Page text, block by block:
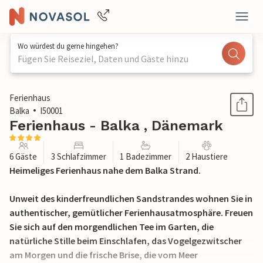
Wo würdest du gerne hingehen?
Fügen Sie Reiseziel, Daten und Gäste hinzu
1 / 21
Ferienhaus
Balka
I50001
Ferienhaus - Balka , Dänemark
6 Gäste 3 Schlafzimmer 1 Badezimmer 2 Haustiere
Heimeliges Ferienhaus nahe dem Balka Strand.
Unweit des kinderfreundlichen Sandstrandes wohnen Sie in
authentischer, gemütlicher Ferienhausatmosphäre. Freuen
Sie sich auf den morgendlichen Tee im Garten, die
natürliche Stille beim Einschlafen, das Vogelgezwitscher
am Morgen und die frische Brise, die vom Meer